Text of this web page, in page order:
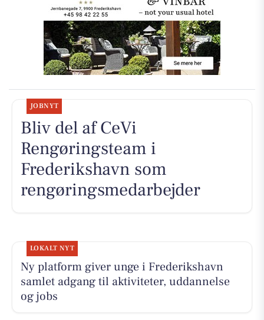
JOBNYT
Bliv del af CeVi
Rengøringsteam i
Frederikshavn som
rengøringsmedarbejder
LOKALT NYT
Ny platform giver unge i Frederikshavn
samlet adgang til aktiviteter, uddannelse
og jobs